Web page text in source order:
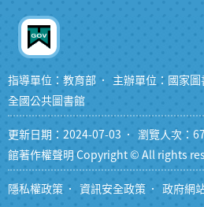
指導單位：教育部 主辦單位：國家
全國公共圖書館
更新日期：2024-07-03 瀏覽人次：
館著作權聲明 Copyright © All rights
隱私權政策 資訊安全政策 政府網